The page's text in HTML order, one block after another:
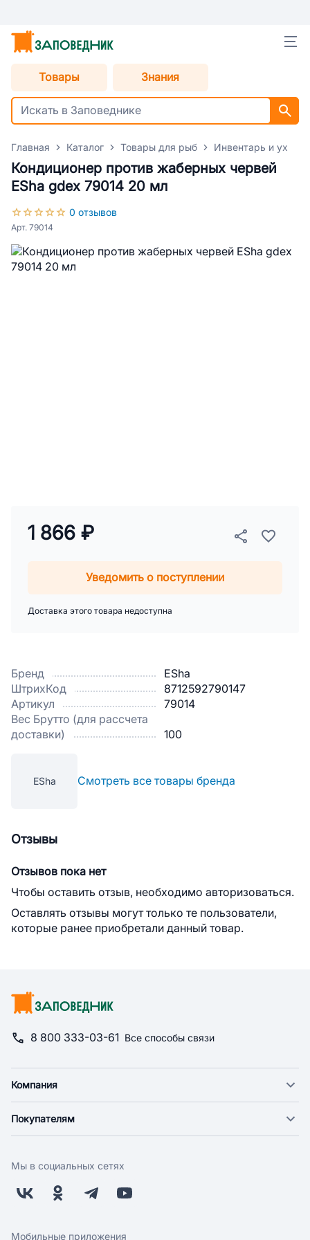
Товары Знания
Главная Каталог Товары для рыб Инвентарь и уход
Кондиционер против жаберных червей
ESha gdex 79014 20 мл
0 отзывов
Арт. 79014
Бренд
ESha
ШтрихКод
8712592790147
Артикул
79014
Вес Брутто (для рассчета
доставки)
100
ESha Смотреть все товары бренда
1 866 ₽
Уведомить о поступлении
Доставка этого товара недоступна
Отзывы
Отзывов пока нет
Чтобы оставить отзыв, необходимо авторизоваться.
Оставлять отзывы могут только те пользователи,
которые ранее приобретали данный товар.
8 800 333-03-61 Все способы связи
Компания
Новости
Поставщикам
Заводчикам
Обратная связь
Покупателям
Оплата
Бонусная программа
Скидки и акции
Мы в социальных сетях
Мобильные приложения